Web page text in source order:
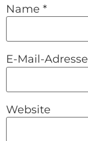
Name *
E-Mail-Adresse
Website